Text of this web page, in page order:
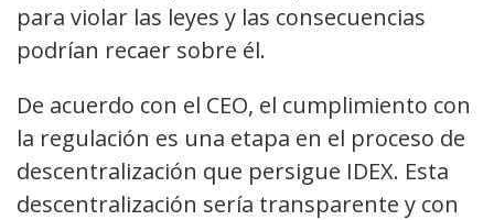
para violar las leyes y las consecuencias
podrían recaer sobre él.
De acuerdo con el CEO, el cumplimiento con
la regulación es una etapa en el proceso de
descentralización que persigue IDEX. Esta
descentralización sería transparente y con